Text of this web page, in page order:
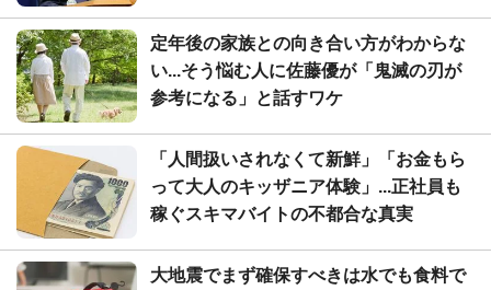
定年後の家族との向き合い方がわからな
い...そう悩む人に佐藤優が「鬼滅の刃が
参考になる」と話すワケ
「人間扱いされなくて新鮮」「お金もら
って大人のキッザニア体験」...正社員も
稼ぐスキマバイトの不都合な真実
大地震でまず確保すべきは水でも食料で